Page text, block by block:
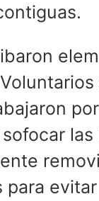
las
para